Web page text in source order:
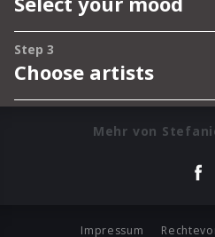
Mehr von
Impressum